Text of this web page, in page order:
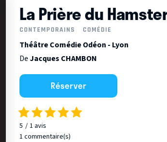
La Prière du
CONTEMPORAINS COMÉDIE
Théâtre Comédie Odéon - Lyon
DeJacques CHAMBON
Réserver
5 1 avis
1 commentaire(s)